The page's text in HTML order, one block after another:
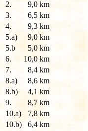
2.
9,0 km
3.
6,5 km
4.
9,3 km
5.a)
9,0 km
5.b
5,0 km
6.
10,0 km
7.
8,4 km
8.a)
8,6 km
8.b)
4,1 km
9.
8,7 km
10.a)
7,8 km
10.b)
6,4 km